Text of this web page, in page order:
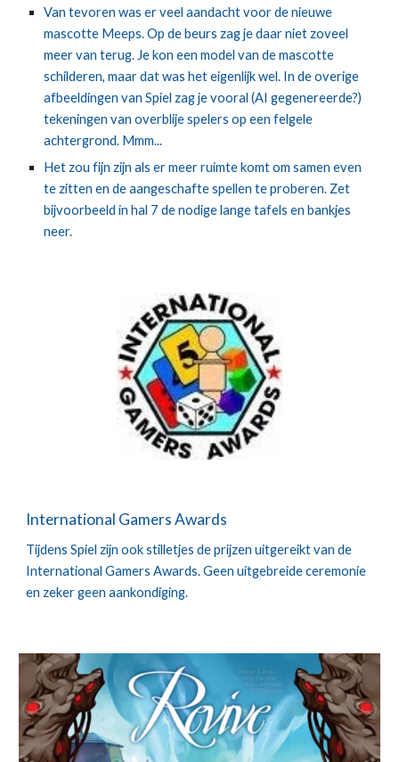
Van tevoren was er veel aandacht voor de nieuwe
mascotte Meeps. Op de beurs zag je daar niet zoveel
meer van terug. Je kon een model van de mascotte
schilderen, maar dat was het eigenlijk wel. In de overige
afbeeldingen van Spiel zag je vooral (AI gegenereerde?)
tekeningen van overblije spelers op een felgele
achtergrond. Mmm...
Het zou fijn zijn als er meer ruimte komt om samen even
te zitten en de aangeschafte spellen te proberen. Zet
bijvoorbeeld in hal 7 de nodige lange tafels en bankjes
neer.
International Gamers Awards
Tijdens Spiel zijn ook stilletjes de prijzen uitgereikt van de
International Gamers Awards. Geen uitgebreide ceremonie
en zeker geen aankondiging.